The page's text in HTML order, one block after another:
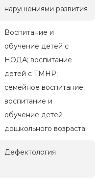
нарушениями развития
Воспитание и
обучение детей с
НОДА; воспитание
детей с ТМНР;
семейное воспитание;
воспитание и
обучение детей
дошкольного возраста
Дефектология